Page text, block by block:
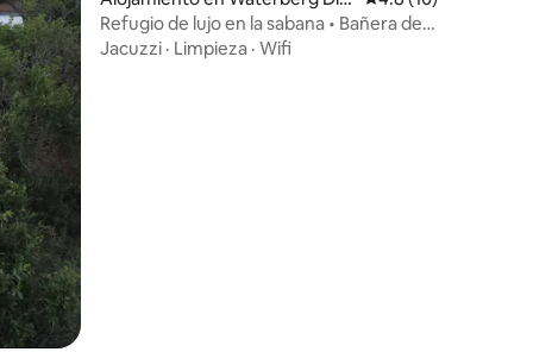
rict Municipality
Refugio de lujo en la sabana • Bañera de
hidromasaje • Vehículo todoterreno
Jacuzzi · Limpieza · Wifi